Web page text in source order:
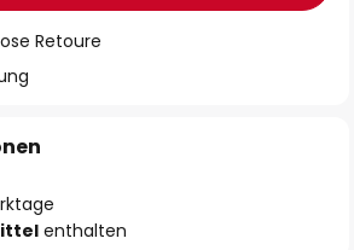
Retoure
enthalten